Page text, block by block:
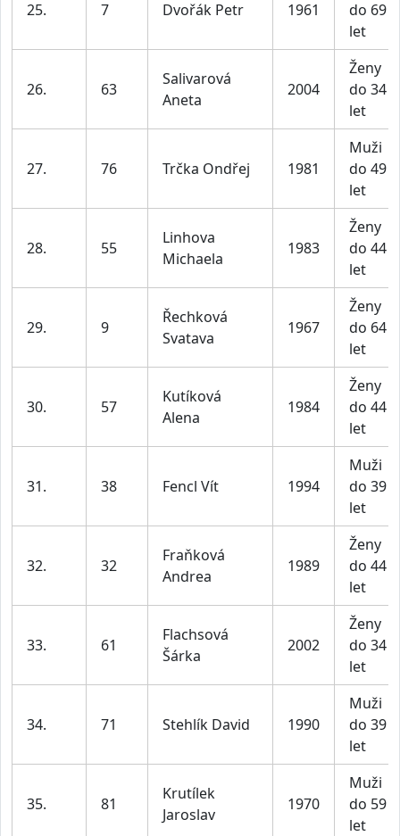
25. 7 Dvořák Petr 1961
do 69
let
26. 63
Salivarová
Aneta
2004
Ženy
do 34
let
27. 76 Trčka Ondřej 1981
Muži
do 49
let
28. 55
Linhova
Michaela
1983
Ženy
do 44
let
29. 9
Řechková
Svatava
1967
Ženy
do 64
let
30. 57
Kutíková
Alena
1984
Ženy
do 44
let
31. 38 Fencl Vít 1994
Muži
do 39
let
32. 32
Fraňková
Andrea
1989
Ženy
do 44
let
33. 61
Flachsová
Šárka
2002
Ženy
do 34
let
34. 71 Stehlík David 1990
Muži
do 39
let
35. 81
Krutílek
Jaroslav
1970
Muži
do 59
let